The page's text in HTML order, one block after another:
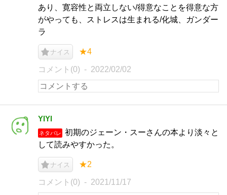
あり、寛容性と両立しない/得意なことを得意な方
がやっても、ストレスは生まれる/化城、ガンダー
ラ
ナイス ★4
コメント(0) 2022/02/02
YIYI
ネタバレ
初期のジェーン・スーさんの本より淡々と
して読みやすかった。
ナイス ★2
コメント(0) 2021/11/17